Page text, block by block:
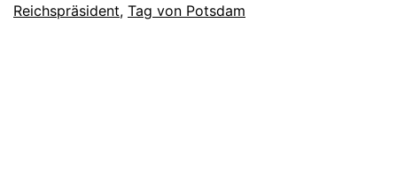
Reichspräsident, Tag von Potsdam